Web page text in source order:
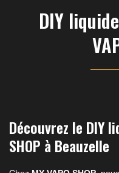
DIY
Découvrez le DIY
SHOP à Beauzelle